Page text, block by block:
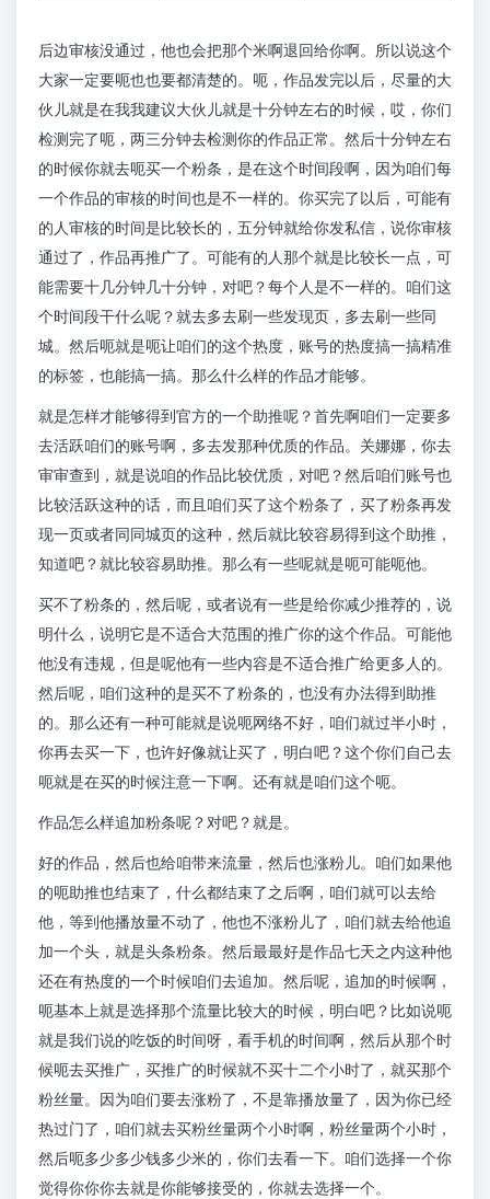
后边审核没通过，他也会把那个米啊退回给你啊。所以说这个
大家一定要呃也也要都清楚的。呃，作品发完以后，尽量的大
伙儿就是在我我建议大伙儿就是十分钟左右的时候，哎，你们
检测完了呃，两三分钟去检测你的作品正常。然后十分钟左右
的时候你就去呃买一个粉条，是在这个时间段啊，因为咱们每
一个作品的审核的时间也是不一样的。你买完了以后，可能有
的人审核的时间是比较长的，五分钟就给你发私信，说你审核
通过了，作品再推广了。可能有的人那个就是比较长一点，可
能需要十几分钟几十分钟，对吧？每个人是不一样的。咱们这
个时间段干什么呢？就去多去刷一些发现页，多去刷一些同
城。然后呃就是呃让咱们的这个热度，账号的热度搞一搞精准
的标签，也能搞一搞。那么什么样的作品才能够。
就是怎样才能够得到官方的一个助推呢？首先啊咱们一定要多
去活跃咱们的账号啊，多去发那种优质的作品。关娜娜，你去
审审查到，就是说咱的作品比较优质，对吧？然后咱们账号也
比较活跃这种的话，而且咱们买了这个粉条了，买了粉条再发
现一页或者同同城页的这种，然后就比较容易得到这个助推，
知道吧？就比较容易助推。那么有一些呢就是呃可能呃他。
买不了粉条的，然后呢，或者说有一些是给你减少推荐的，说
明什么，说明它是不适合大范围的推广你的这个作品。可能他
他没有违规，但是呢他有一些内容是不适合推广给更多人的。
然后呢，咱们这种的是买不了粉条的，也没有办法得到助推
的。那么还有一种可能就是说呃网络不好，咱们就过半小时，
你再去买一下，也许好像就让买了，明白吧？这个你们自己去
呃就是在买的时候注意一下啊。还有就是咱们这个呃。
作品怎么样追加粉条呢？对吧？就是。
好的作品，然后也给咱带来流量，然后也涨粉儿。咱们如果他
的呃助推也结束了，什么都结束了之后啊，咱们就可以去给
他，等到他播放量不动了，他也不涨粉儿了，咱们就去给他追
加一个头，就是头条粉条。然后最最好是作品七天之内这种他
还在有热度的一个时候咱们去追加。然后呢，追加的时候啊，
呃基本上就是选择那个流量比较大的时候，明白吧？比如说呃
就是我们说的吃饭的时间呀，看手机的时间啊，然后从那个时
候呃去买推广，买推广的时候就不买十二个小时了，就买那个
粉丝量。因为咱们要去涨粉了，不是靠播放量了，因为你已经
热过门了，咱们就去买粉丝量两个小时啊，粉丝量两个小时，
然后呃多少多少钱多少米的，你们去看一下。咱们选择一个你
觉得你你你去就是你能够接受的，你就去选择一个。